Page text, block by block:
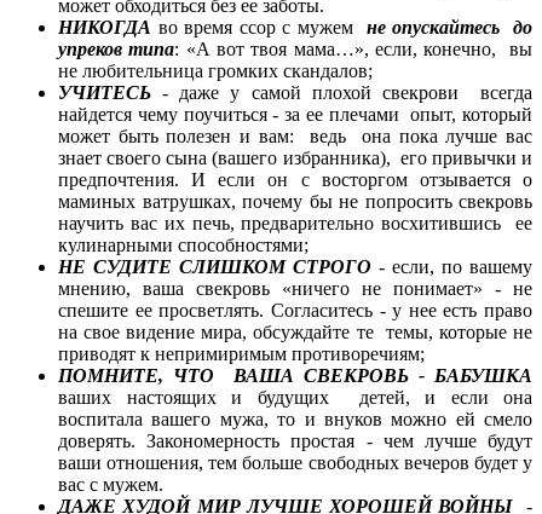
может обходиться без ее заботы.
НИКОГДА во время ссор с мужем не опускайтесь до
упреков типа: «А вот твоя мама…», если, конечно, вы
не любительница громких скандалов;
УЧИТЕСЬ - даже у самой плохой свекрови всегда
найдется чему поучиться - за ее плечами опыт, который
может быть полезен и вам: ведь она пока лучше вас
знает своего сына (вашего избранника), его привычки и
предпочтения. И если он с восторгом отзывается о
маминых ватрушках, почему бы не попросить свекровь
научить вас их печь, предварительно восхитившись ее
кулинарными способностями;
НЕ СУДИТЕ СЛИШКОМ СТРОГО - если, по вашему
мнению, ваша свекровь «ничего не понимает» - не
спешите ее просветлять. Согласитесь - у нее есть право
на свое видение мира, обсуждайте те темы, которые не
приводят к непримиримым противоречиям;
ПОМНИТЕ, ЧТО ВАША СВЕКРОВЬ - БАБУШКА
ваших настоящих и будущих детей, и если она
воспитала вашего мужа, то и внуков можно ей смело
доверять. Закономерность простая - чем лучше будут
ваши отношения, тем больше свободных вечеров будет у
вас с мужем.
ДАЖЕ ХУДОЙ МИР ЛУЧШЕ ХОРОШЕЙ ВОЙНЫ -